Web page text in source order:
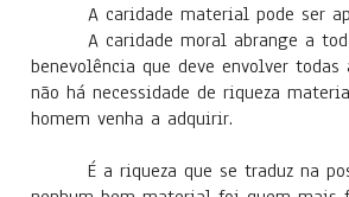
A caridade material pode ser
A caridade moral abrange a
benevolência que deve envolver
não há necessidade de riqueza
homem venha a adquirir.
É a riqueza que se traduz na